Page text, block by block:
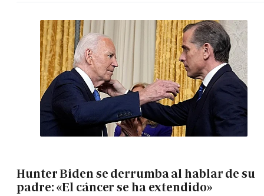
Hunter Biden se derrumba al hablar de su
padre: «El cáncer se ha extendido»